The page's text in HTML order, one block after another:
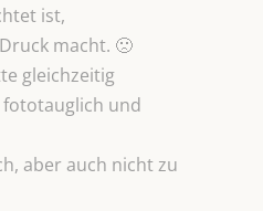
ist,
macht. 🙁
gleichzeitig
und
aber auch nicht zu